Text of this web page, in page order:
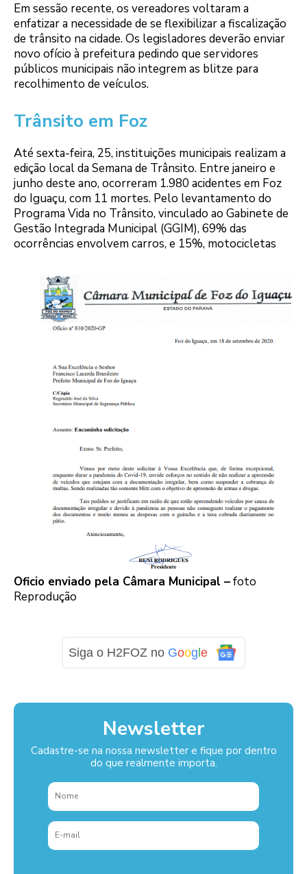
Em sessão recente, os vereadores voltaram a
enfatizar a necessidade de se flexibilizar a fiscalização
de trânsito na cidade. Os legisladores deverão enviar
novo ofício à prefeitura pedindo que servidores
públicos municipais não integrem as blitze para
recolhimento de veículos.
Trânsito em Foz
Até sexta-feira, 25, instituições municipais realizam a
edição local da Semana de Trânsito. Entre janeiro e
junho deste ano, ocorreram 1.980 acidentes em Foz
do Iguaçu, com 11 mortes. Pelo levantamento do
Programa Vida no Trânsito, vinculado ao Gabinete de
Gestão Integrada Municipal (GGIM), 69% das
ocorrências envolvem carros, e 15%, motocicletas
Oficio enviado pela Câmara Municipal –foto
Reprodução
Siga o H2FOZ no Goog e
Newsletter
Cadastre-se na nossa newsletter e fique por dentro
do que realmente importa.